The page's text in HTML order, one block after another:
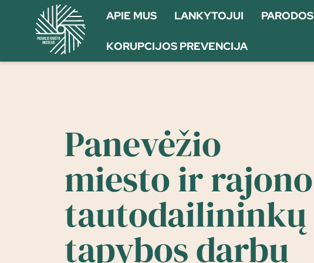
APIE MUS LANKYTOJUI PARODOS
KORUPCIJOS PREVENCIJA
Panevėžio
miesto ir rajono
tautodailininkų
tapybos darbų